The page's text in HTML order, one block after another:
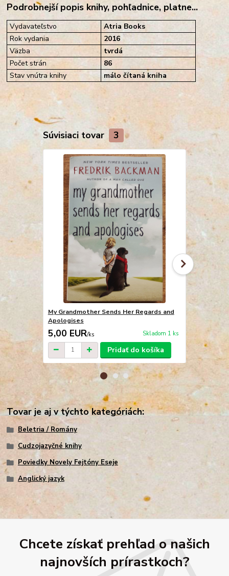
Podrobnejší popis knihy, pohľadnice, platne...
Vydavateľstvo
Atria Books
Rok vydania
2016
Väzba
tvrdá
Počet strán
86
Stav vnútra knihy
málo čítaná kniha
Súvisiaci tovar 3
My Grandmother Sends Her Regards and
Apologises
5,00 EUR/ks Skladom 1 ks
Pridať do košíka
Britt-Marie
5,00
Tovar je aj v týchto kategóriách:
Beletria / Romány
Cudzojazyčné knihy
Poviedky Novely Fejtóny Eseje
Anglický jazyk
Chcete získať prehľad o našich
najnovších prírastkoch?